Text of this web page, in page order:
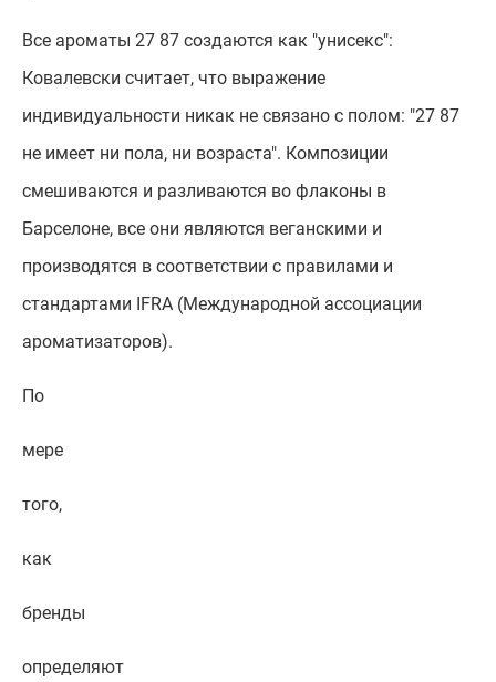
Все ароматы 27 87 создаются как "унисекс":
Ковалевски считает, что выражение
индивидуальности никак не связано с полом: "27 87
не имеет ни пола, ни возраста". Композиции
смешиваются и разливаются во флаконы в
Барселоне, все они являются веганскими и
производятся в соответствии с правилами и
стандартами IFRA (Международной ассоциации
ароматизаторов).
По
мере
того,
как
бренды
определяют